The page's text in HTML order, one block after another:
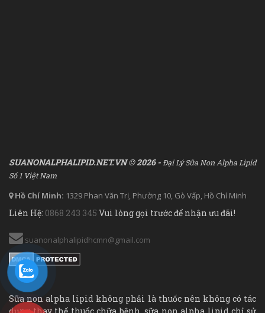
SUANONALPHALIPID.NET.VN © 2026 -Đại Lý Sữa Non Alpha Lipid
Số 1 Việt Nam
Hồ Chí Minh: 1329 Phan Văn Trị, Phường 10, Gò Vấp, Hồ Chí Minh
Liên Hệ: 0868 243 345 Vui lòng gọi trước để nhận ưu đãi!
suanonalphalipidhcmn@gmail.com
Sữa non alpha lipid không phải là thuốc nên không có tác
dụng thay thế thuốc chữa bệnh, sữa non alpha lipid chỉ sử